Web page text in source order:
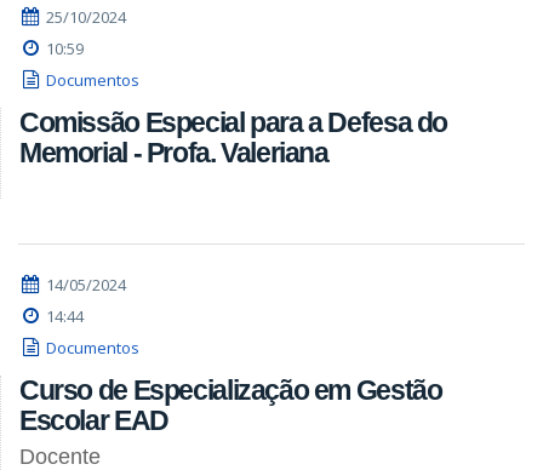
25/10/2024
10:59
Documentos
Comissão Especial para a Defesa do
Memorial - Profa. Valeriana
14/05/2024
14:44
Documentos
Curso de Especialização em Gestão
Escolar EAD
Docente